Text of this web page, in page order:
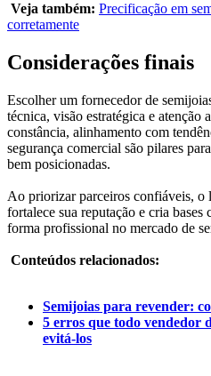
Veja também: Precificação em
corretamente
Considerações finais
Escolher um fornecedor de
técnica, visão estratégica e atenção
constância, alinhamento com
segurança comercial são pilares
bem posicionadas.
Ao priorizar parceiros confiáveis, o
fortalece sua reputação e cria bases
forma profissional no mercado de
Conteúdos relacionados:
Semijoias para revender:
5 erros que todo vendedor
evitá-los